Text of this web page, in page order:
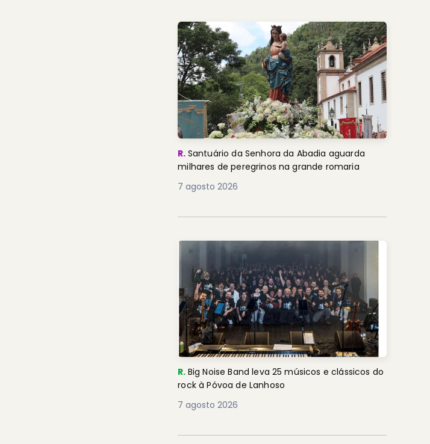
R. Santuário da Senhora da Abadia aguarda
milhares de peregrinos na grande romaria
7 agosto 2026
R. Big Noise Band leva 25 músicos e clássicos do
rock à Póvoa de Lanhoso
7 agosto 2026